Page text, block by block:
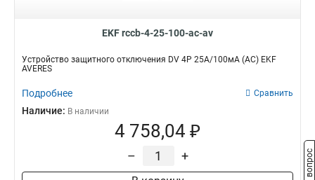
EKF rccb-4-25-100-ac-av
Устройство защитного отключения DV 4P 25А/100мА (AC) EKF
AVERES
Подробнее Сравнить
Наличие: В наличии
4 758,04 ₽
– +